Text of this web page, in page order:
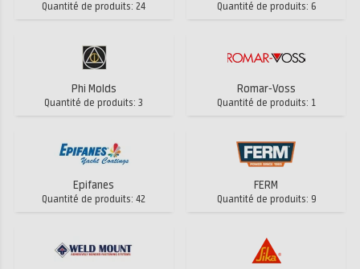
Quantité de produits: 24 Quantité de produits: 6
Phi Molds
Quantité de produits: 3
Romar-Voss
Quantité de produits: 1
Epifanes
Quantité de produits: 42
FERM
Quantité de produits: 9